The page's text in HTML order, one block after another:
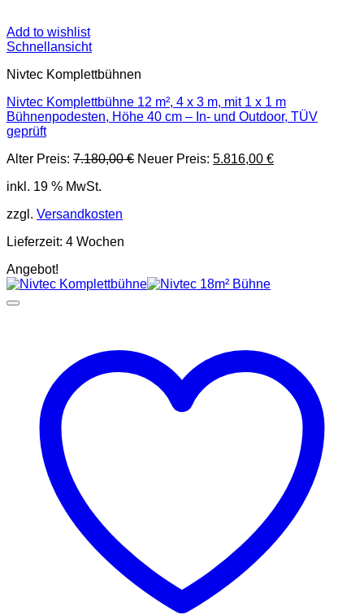
Add to wishlist
Schnellansicht
Nivtec Komplettbühnen
Nivtec Komplettbühne 12 m², 4 x 3 m, mit 1 x 1 m
Bühnenpodesten, Höhe 40 cm – In- und Outdoor, TÜV
geprüft
Alter Preis: 7.180,00€ Ursprünglicher
Neuer Preis: 5.816,00 €Aktueller
inkl. 19 % MwSt.
zzgl. Versandkosten
Lieferzeit: 4 Wochen
Angebot!